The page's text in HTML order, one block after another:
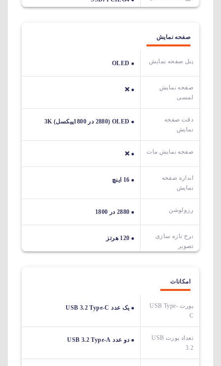
صفحه نمایش
پنل صفحه نمایش OLED
صفحه نمایش
لمسی
❌
دقت صفحه
نمایش
OLED (2880 در 1800پیکسل) 3K
صفحه نمایش مات ❌
اندازه صفحه
نمایش
16 اینچ
رزولوشن 2880 در 1800
نرخ تازه سازی
تصویر
120 هرتز
امکانات
پورت USB Type-
C
یک عدد USB 3.2 Type-C
تعداد پورت USB
3.2
دو عدد USB 3.2 Type-A